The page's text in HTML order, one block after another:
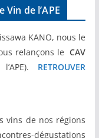
Vin de l’APE
KANO, nous le
relançons le CAV
RETROUVER
vins de nos régions
dégustations